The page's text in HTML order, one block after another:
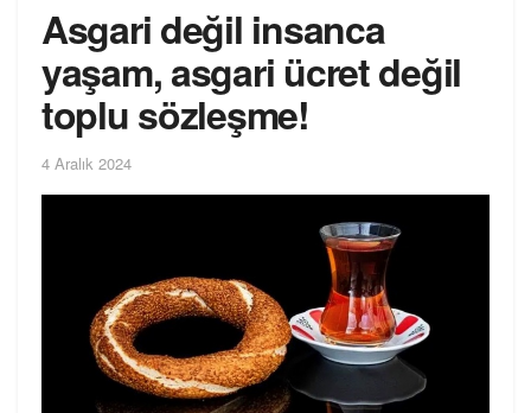
Asgari değil insanca
yaşam, asgari ücret değil
toplu sözleşme!
4 Aralık 2024